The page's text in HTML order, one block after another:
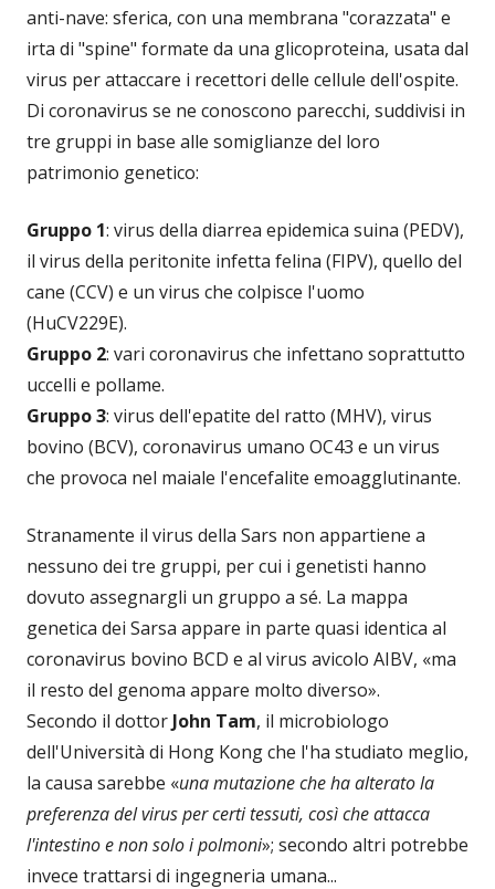
anti-nave: sferica, con una membrana "corazzata" e
irta di "spine" formate da una glicoproteina, usata dal
virus per attaccare i recettori delle cellule dell'ospite.
Di coronavirus se ne conoscono parecchi, suddivisi in
tre gruppi in base alle somiglianze del loro
patrimonio genetico:
Gruppo 1: virus della diarrea epidemica suina (PEDV),
il virus della peritonite infetta felina (FIPV), quello del
cane (CCV) e un virus che colpisce l'uomo
(HuCV229E).
Gruppo 2: vari coronavirus che infettano soprattutto
uccelli e pollame.
Gruppo 3: virus dell'epatite del ratto (MHV), virus
bovino (BCV), coronavirus umano OC43 e un virus
che provoca nel maiale l'encefalite emoagglutinante.
Stranamente il virus della Sars non appartiene a
nessuno dei tre gruppi, per cui i genetisti hanno
dovuto assegnargli un gruppo a sé. La mappa
genetica dei Sarsa appare in parte quasi identica al
coronavirus bovino BCD e al virus avicolo AIBV, «ma
il resto del genoma appare molto diverso».
Secondo il dottor John Tam, il microbiologo
dell'Università di Hong Kong che l'ha studiato meglio,
la causa sarebbe «una mutazione che ha alterato la
preferenza del virus per certi tessuti, così che attacca
l'intestino e non solo i polmoni»; secondo altri potrebbe
invece trattarsi di ingegneria umana...